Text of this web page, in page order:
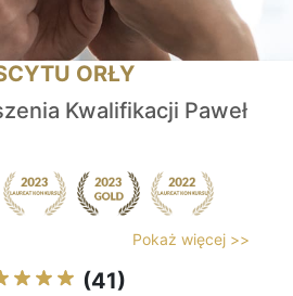
ORŁY
Kwalifikacji Paweł
Pokaż więcej >>
(41)